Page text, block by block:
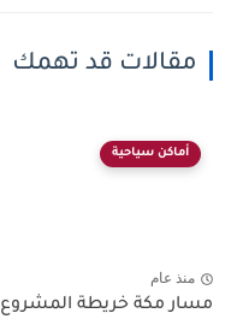
مقالات قد تهمك
أماكن سياحية
منذ عام
مسار مكة خريطة المشروع